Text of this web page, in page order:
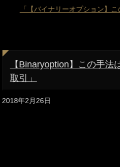
「【バイナリーオプション】
【Binaryoption】この手
取引」
2018年2月26日